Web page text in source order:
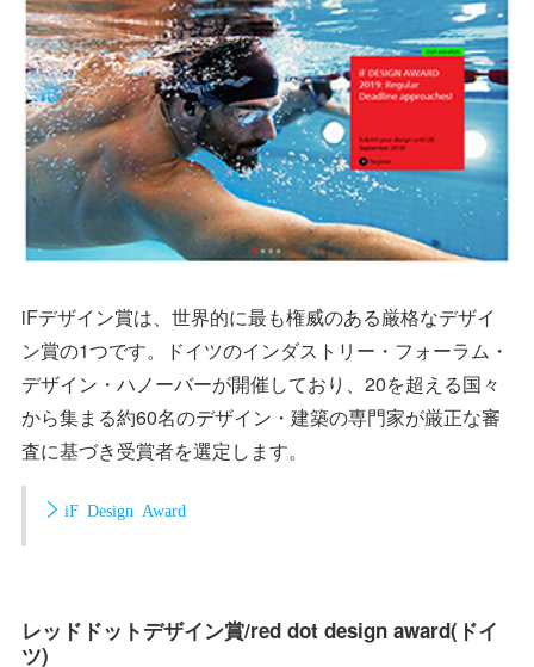
iFデザイン賞は、世界的に最も権威のある厳格なデザイ
ン賞の1つです。ドイツのインダストリー・フォーラム・
デザイン・ハノーバーが開催しており、20を超える国々
から集まる約60名のデザイン・建築の専門家が厳正な審
査に基づき受賞者を選定します。
iF Design Award
レッドドットデザイン賞/red dot design award(ドイ
ツ)